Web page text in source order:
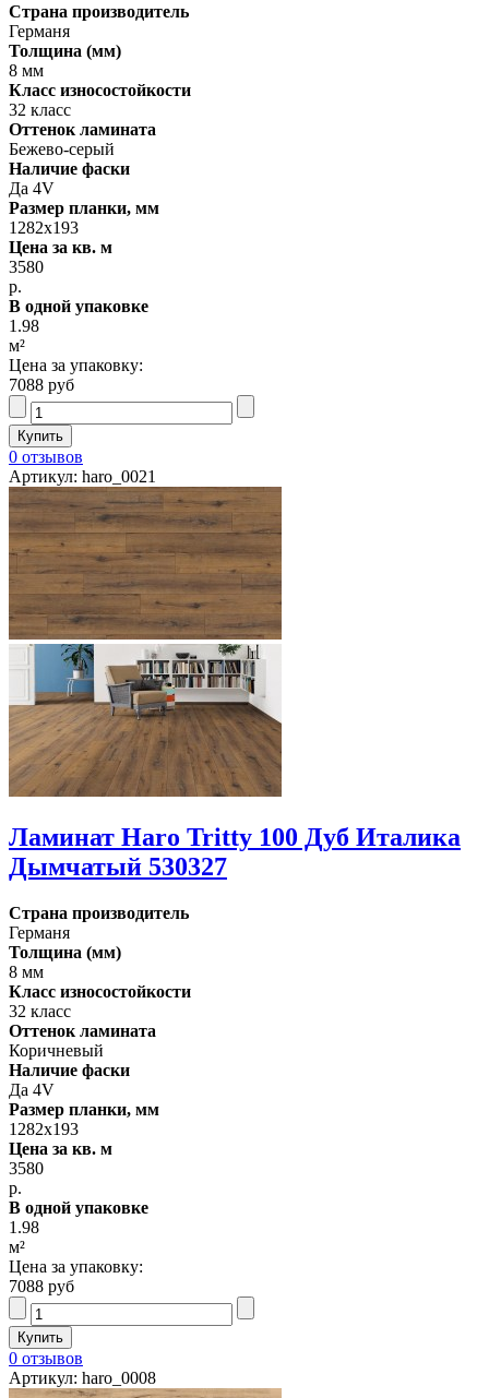
Страна производитель
Германя
Толщина (мм)
8 мм
Класс износостойкости
32 класс
Оттенок ламината
Бежево-серый
Наличие фаски
Да 4V
Размер планки, мм
1282х193
Цена за кв. м
3580
р.
В одной упаковке
1.98
м²
Цена за упаковку:
7088 руб
0 отзывов
Артикул: haro_0021
Ламинат Haro Tritty 100 Дуб Италика
Дымчатый 530327
Страна производитель
Германя
Толщина (мм)
8 мм
Класс износостойкости
32 класс
Оттенок ламината
Коричневый
Наличие фаски
Да 4V
Размер планки, мм
1282х193
Цена за кв. м
3580
р.
В одной упаковке
1.98
м²
Цена за упаковку:
7088 руб
0 отзывов
Артикул: haro_0008